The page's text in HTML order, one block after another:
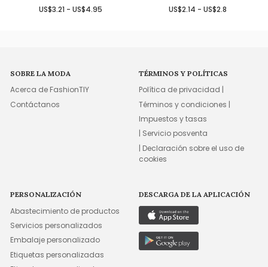
US$3.21 - US$4.95 US$2.14 - US$2.8
SOBRE LA MODA
Acerca de FashionTIY
Contáctanos
TÉRMINOS Y POLÍTICAS
Política de privacidad |
Términos y condiciones |
Impuestos y tasas
| Servicio posventa
| Declaración sobre el uso de
cookies
PERSONALIZACIÓN
Abastecimiento de productos
Servicios personalizados
Embalaje personalizado
Etiquetas personalizadas
DESCARGA DE LA APLICACIÓN